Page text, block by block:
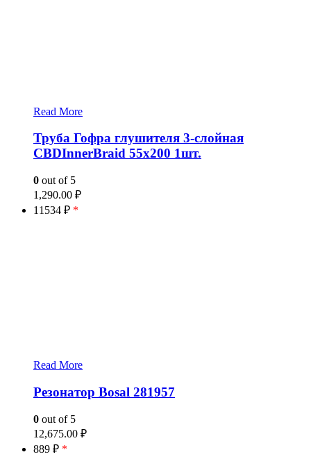
Read More
Труба Гофра глушителя 3-слойная
CBDInnerBraid 55х200 1шт.
0 out of 5
1,290.00 ₽
11534 ₽ *
Read More
Резонатор Bosal 281957
0 out of 5
12,675.00 ₽
889 ₽ *